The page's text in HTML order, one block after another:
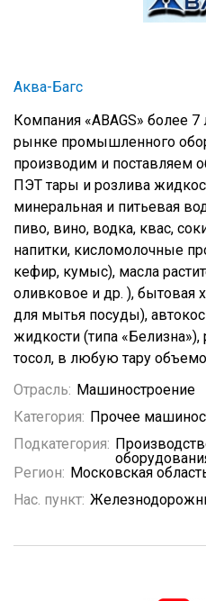
Аква-Багс
Компания «ABAGS» более 7
рынке промышленного
производим и поставляем
ПЭТ тары и розлива
минеральная и питьевая
пиво, вино, водка, квас,
напитки, кисломолочные
кефир, кумыс), масла
оливковое и др. ), бытовая
для мытья посуды),
жидкости (типа «Белизна»),
тосол, в любую тару
Отрасль: Машиностроение
Категория: Прочее
Подкатегория:
Регион: Московская
Нас. пункт: